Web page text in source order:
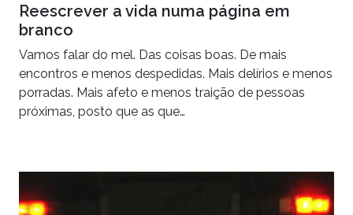
Reescrever a vida numa página em
branco
Vamos falar do mel. Das coisas boas. De mais
encontros e menos despedidas. Mais delírios e menos
porradas. Mais afeto e menos traição de pessoas
próximas, posto que as que…